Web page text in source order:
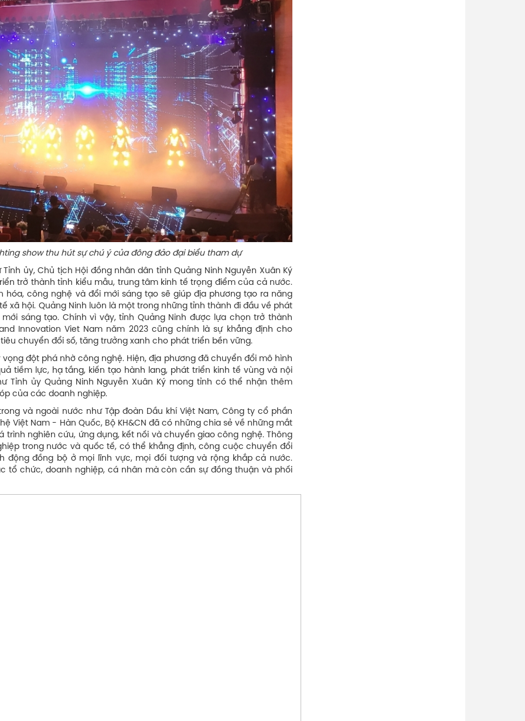
thu hút sự chú ý của đông đảo đại biểu tham dự
ủy, Chủ tịch Hội đồng nhân dân tỉnh Quảng Ninh Nguyễn Xuân Ký
trở thành tỉnh kiểu mẫu, trung tâm kinh tế trọng điểm của cả nước.
hóa, công nghệ và đổi mới sáng tạo sẽ giúp địa phương tạo ra năng
xã hội. Quảng Ninh luôn là một trong những tỉnh thành đi đầu về phát
sáng tạo. Chính vì vậy, tỉnh Quảng Ninh được lựa chọn trở thành
Innovation Viet Nam năm 2023 cũng chính là sự khẳng định cho
chuyển đổi số, tăng trưởng xanh cho phát triển bền vững.
vọng đột phá nhờ công nghệ. Hiện, địa phương đã chuyển đổi mô hình
tiềm lực, hạ tầng, kiến tạo hành lang, phát triển kinh tế vùng và nội
Tỉnh ủy Quảng Ninh Nguyễn Xuân Ký mong tỉnh có thể nhận thêm
của các doanh nghiệp.
và ngoài nước như Tập đoàn Dầu khí Việt Nam, Công ty cổ phần
Việt Nam - Hàn Quốc, Bộ KH&CN đã có những chia sẻ về những mắt
nghiên cứu, ứng dụng, kết nối và chuyển giao công nghệ. Thông
trong nước và quốc tế, có thể khẳng định, công cuộc chuyển đổi
động đồng bộ ở mọi lĩnh vực, mọi đối tượng và rộng khắp cả nước.
tổ chức, doanh nghiệp, cá nhân mà còn cần sự đồng thuận và phối